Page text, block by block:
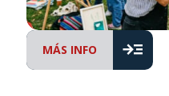
MÁS INFO read_more